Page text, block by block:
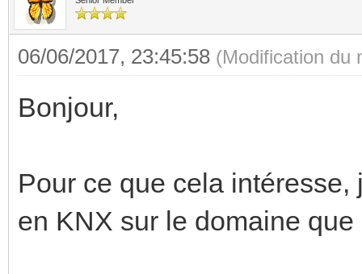
06/06/2017, 23:45:58 (Modification du
Bonjour,
Pour ce que cela intéresse,
en KNX sur le domaine